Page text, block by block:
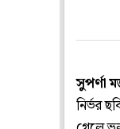
সুপর্ণা
নির্ভর